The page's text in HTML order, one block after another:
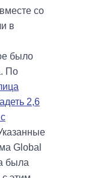
со
в
было
По
2,6
Global
была